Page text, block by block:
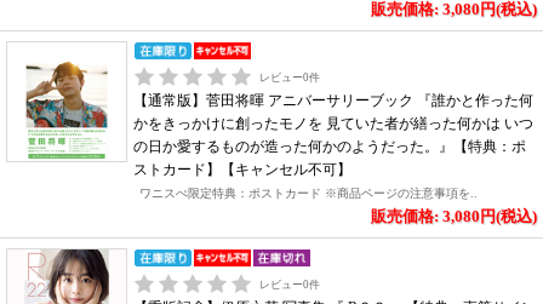
販売価格: 3,080円(税込)
レビュー0件
【通常版】菅田将暉 アニバーサリーブック 『誰かと作った何
かをきっかけに創ったモノを 見ていた者が繕った何かは いつ
の日か愛するものが造った何かのようだった。』【特典：ポ
ストカード】【キャンセル不可】
ワニスぺ限定特典：ポストカード ※商品ページの注意事項を..
販売価格: 3,080円(税込)
レビュー0件